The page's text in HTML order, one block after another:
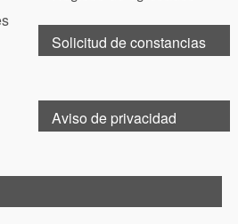
Solicitud de constancias
Aviso de privacidad